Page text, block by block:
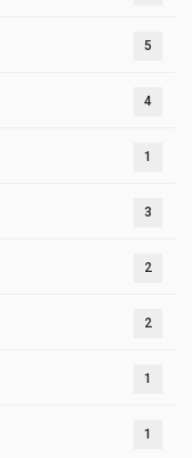
5
4
1
3
2
2
1
1